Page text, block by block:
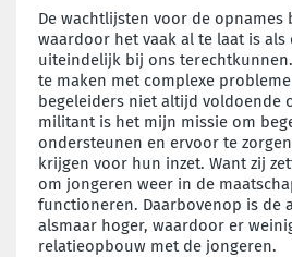
De wachtlijsten voor de opnames
waardoor het vaak al te laat is als
uiteindelijk bij ons
te maken met complexe
begeleiders niet altijd voldoende
militant is het mijn missie om
ondersteunen en ervoor te
krijgen voor hun inzet. Want zij
om jongeren weer in de
functioneren. Daarbovenop is de
alsmaar hoger, waardoor er
relatieopbouw met de jongeren.